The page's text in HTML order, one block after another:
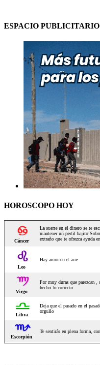
ESPACIO PUBLICITARIO
HOROSCOPO HOY